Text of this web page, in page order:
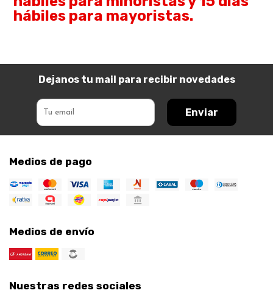
hábiles para mayoristas.
Dejanos tu mail para recibir novedades
Enviar
Medios de pago
Medios de envío
Nuestras redes sociales